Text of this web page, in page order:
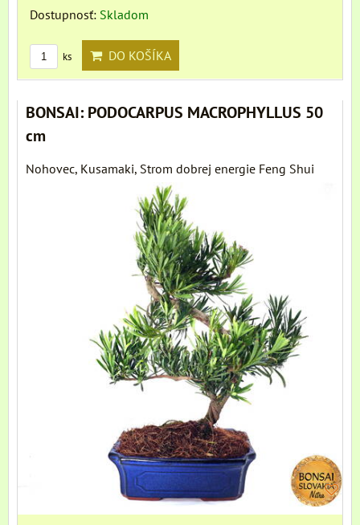
Dostupnosť: Skladom
ks DO KOŠÍKA
BONSAI: PODOCARPUS MACROPHYLLUS 50
cm
Nohovec, Kusamaki, Strom dobrej energie Feng Shui